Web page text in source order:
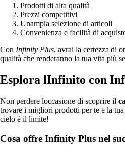
Prodotti di alta qualità
Prezzi competitivi
Unampia selezione di articoli
Convenienza e facilità di
Con Infinity Plus, avrai la certezza di
qualità che renderanno la tua vita più
Esplora lInfinito con
Non perdere loccasione di scoprire il
trovare i migliori prodotti per te e la
cielo è il limite!
Cosa offre Infinity Plus nel